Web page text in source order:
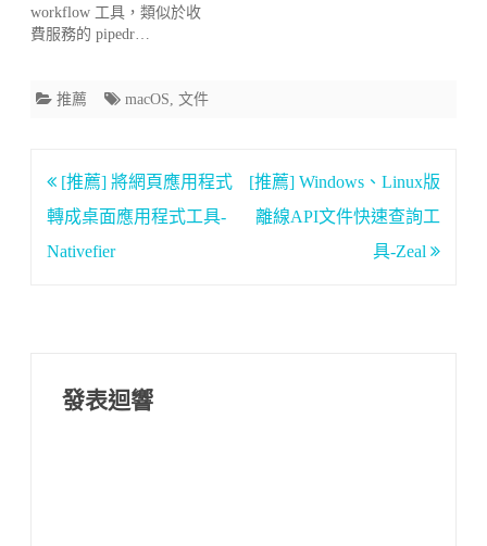
workflow 工具，類似於收
費服務的 pipedr…
推薦 macOS 文件
文
章
導
[推薦] 將網頁應用程式
轉成桌面應用程式工具-
Nativefier
[推薦] Windows、Linux版
離線API文件快速查詢工
具-Zeal
發表迴響